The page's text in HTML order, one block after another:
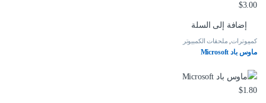
$3.00
إضافة إلى السلة
كمبيوترات, ملحقات الكمبيوتر
ماوس باد Microsoft
$1.80